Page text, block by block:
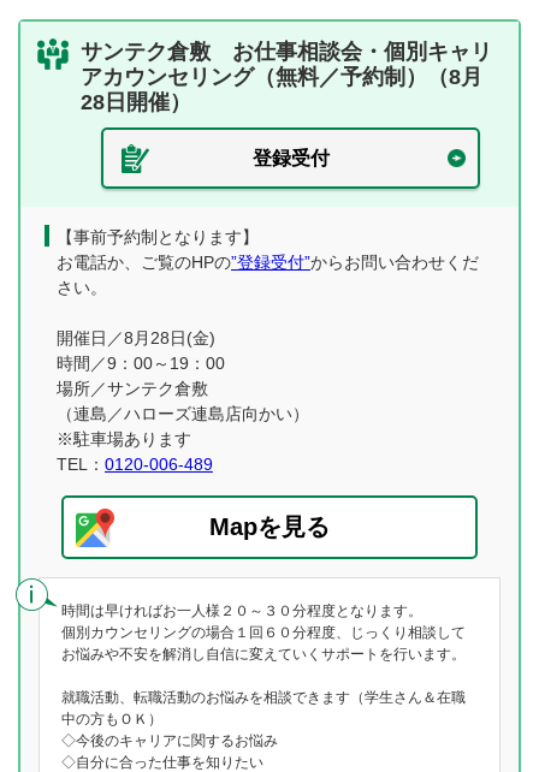
サンテク倉敷 お仕事相談会・個別キャリ
アカウンセリング（無料／予約制）（8月
28日開催）
登録受付
【事前予約制となります】
お電話か、ご覧のHPの”登録受付”からお問い合わせくだ
さい。
開催日／8月28日(金)
時間／9：00～19：00
場所／サンテク倉敷
（連島／ハローズ連島店向かい）
※駐車場あります
TEL： 0120-006-489
Mapを見る
時間は早ければお一人様２０～３０分程度となります。
個別カウンセリングの場合１回６０分程度、じっくり相談して
お悩みや不安を解消し自信に変えていくサポートを行います。
就職活動、転職活動のお悩みを相談できます（学生さん＆在職
中の方もＯＫ）
◇今後のキャリアに関するお悩み
◇自分に合った仕事を知りたい